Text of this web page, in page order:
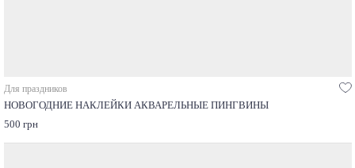
Для праздников
НОВОГОДНИЕ НАКЛЕЙКИ АКВАРЕЛЬНЫЕ ПИНГВИНЫ
500 грн